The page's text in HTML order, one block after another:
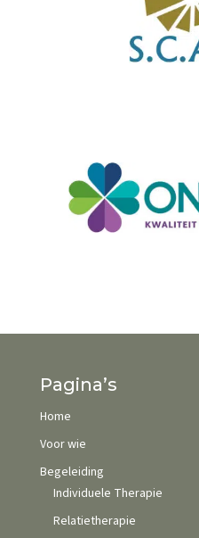
Pagina’s
Home
Voor wie
Begeleiding
Individuele Therapie
Relatietherapie